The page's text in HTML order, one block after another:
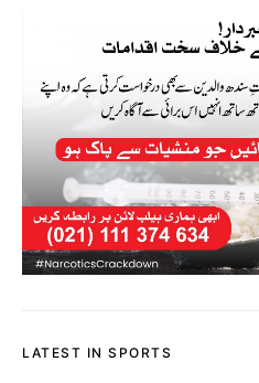
LATEST IN SPORTS